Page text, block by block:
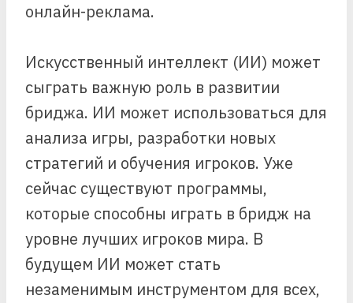
онлайн-реклама.
Искусственный интеллект (ИИ) может
сыграть важную роль в развитии
бриджа. ИИ может использоваться для
анализа игры, разработки новых
стратегий и обучения игроков. Уже
сейчас существуют программы,
которые способны играть в бридж на
уровне лучших игроков мира. В
будущем ИИ может стать
незаменимым инструментом для всех,